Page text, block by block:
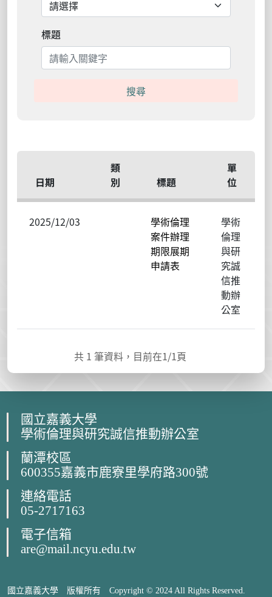
標題
日期
類
別
標題
單
位
2025/12/03
學術倫理
案件辦理
期限展期
申請表
學術
倫理
與研
究誠
信推
動辦
公室
共 1 筆資料，目前在1/1頁
國立嘉義大學
學術倫理與研究誠信推動辦公室
蘭潭校區
600355嘉義市鹿寮里學府路300號
連絡電話
05-2717163
電子信箱
are@mail.ncyu.edu.tw
國立嘉義大學 版權所有 Copyright © 2024 All Rights Reserved.